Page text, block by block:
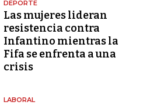
DEPORTE
Las mujeres lideran
resistencia contra
Infantino mientras la
Fifa se enfrenta a una
crisis
LABORAL